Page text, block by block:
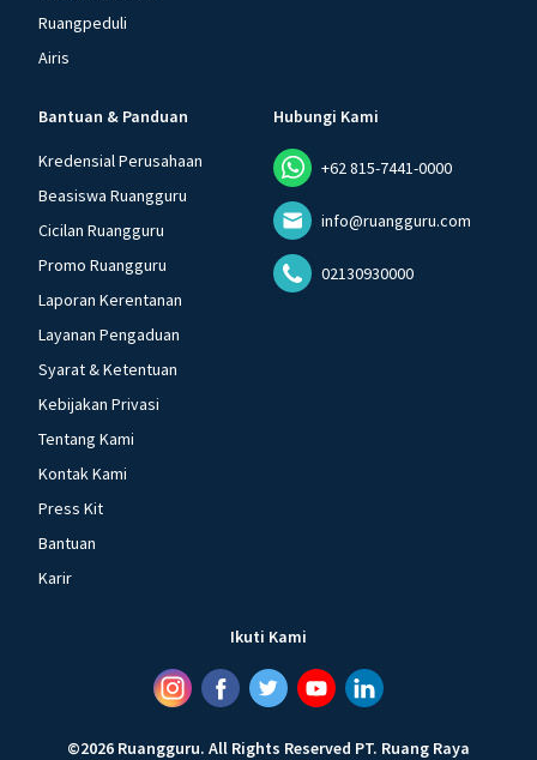
Ruangpeduli
Airis
Bantuan & Panduan
Kredensial Perusahaan
Beasiswa Ruangguru
Cicilan Ruangguru
Promo Ruangguru
Laporan Kerentanan
Layanan Pengaduan
Syarat & Ketentuan
Kebijakan Privasi
Tentang Kami
Kontak Kami
Press Kit
Bantuan
Karir
Hubungi Kami
+62 815-7441-0000
info@ruangguru.com
02130930000
Ikuti Kami
©2026 Ruangguru. All Rights Reserved PT. Ruang Raya